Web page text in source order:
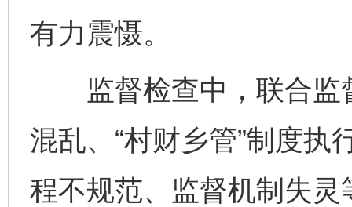
有力震慑。
监督检查中，联合监
混乱、“村财乡管”制度
程不规范、监督机制失